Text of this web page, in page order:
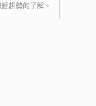
趨勢的了解。